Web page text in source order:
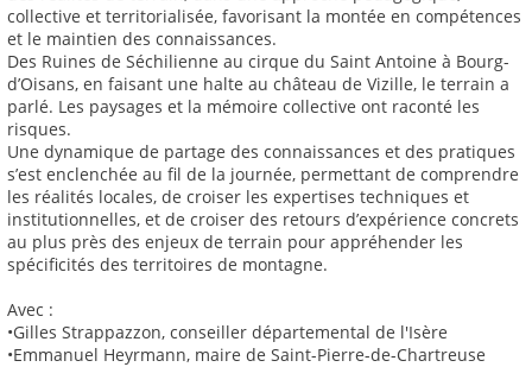
collective et territorialisée, favorisant la montée en compétences
et le maintien des connaissances.
Des Ruines de Séchilienne au cirque du Saint Antoine à Bourg-
d’Oisans, en faisant une halte au château de Vizille, le terrain a
parlé. Les paysages et la mémoire collective ont raconté les
risques.
Une dynamique de partage des connaissances et des pratiques
s’est enclenchée au fil de la journée, permettant de comprendre
les réalités locales, de croiser les expertises techniques et
institutionnelles, et de croiser des retours d’expérience concrets
au plus près des enjeux de terrain pour appréhender les
spécificités des territoires de montagne.
Avec :
•Gilles Strappazzon, conseiller départemental de l'Isère
•Emmanuel Heyrmann, maire de Saint-Pierre-de-Chartreuse